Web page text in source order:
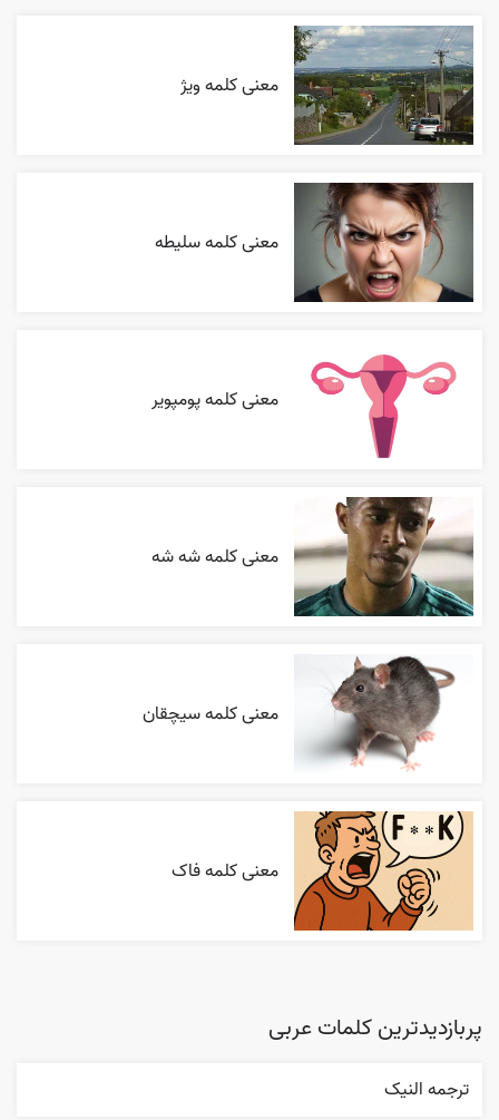
معنی کلمه ویژ
معنی کلمه سلیطه
معنی کلمه پومپویر
معنی کلمه شه شه
معنی کلمه سیچقان
معنی کلمه فاک
پربازدیدترین کلمات عربی
ترجمه النیک